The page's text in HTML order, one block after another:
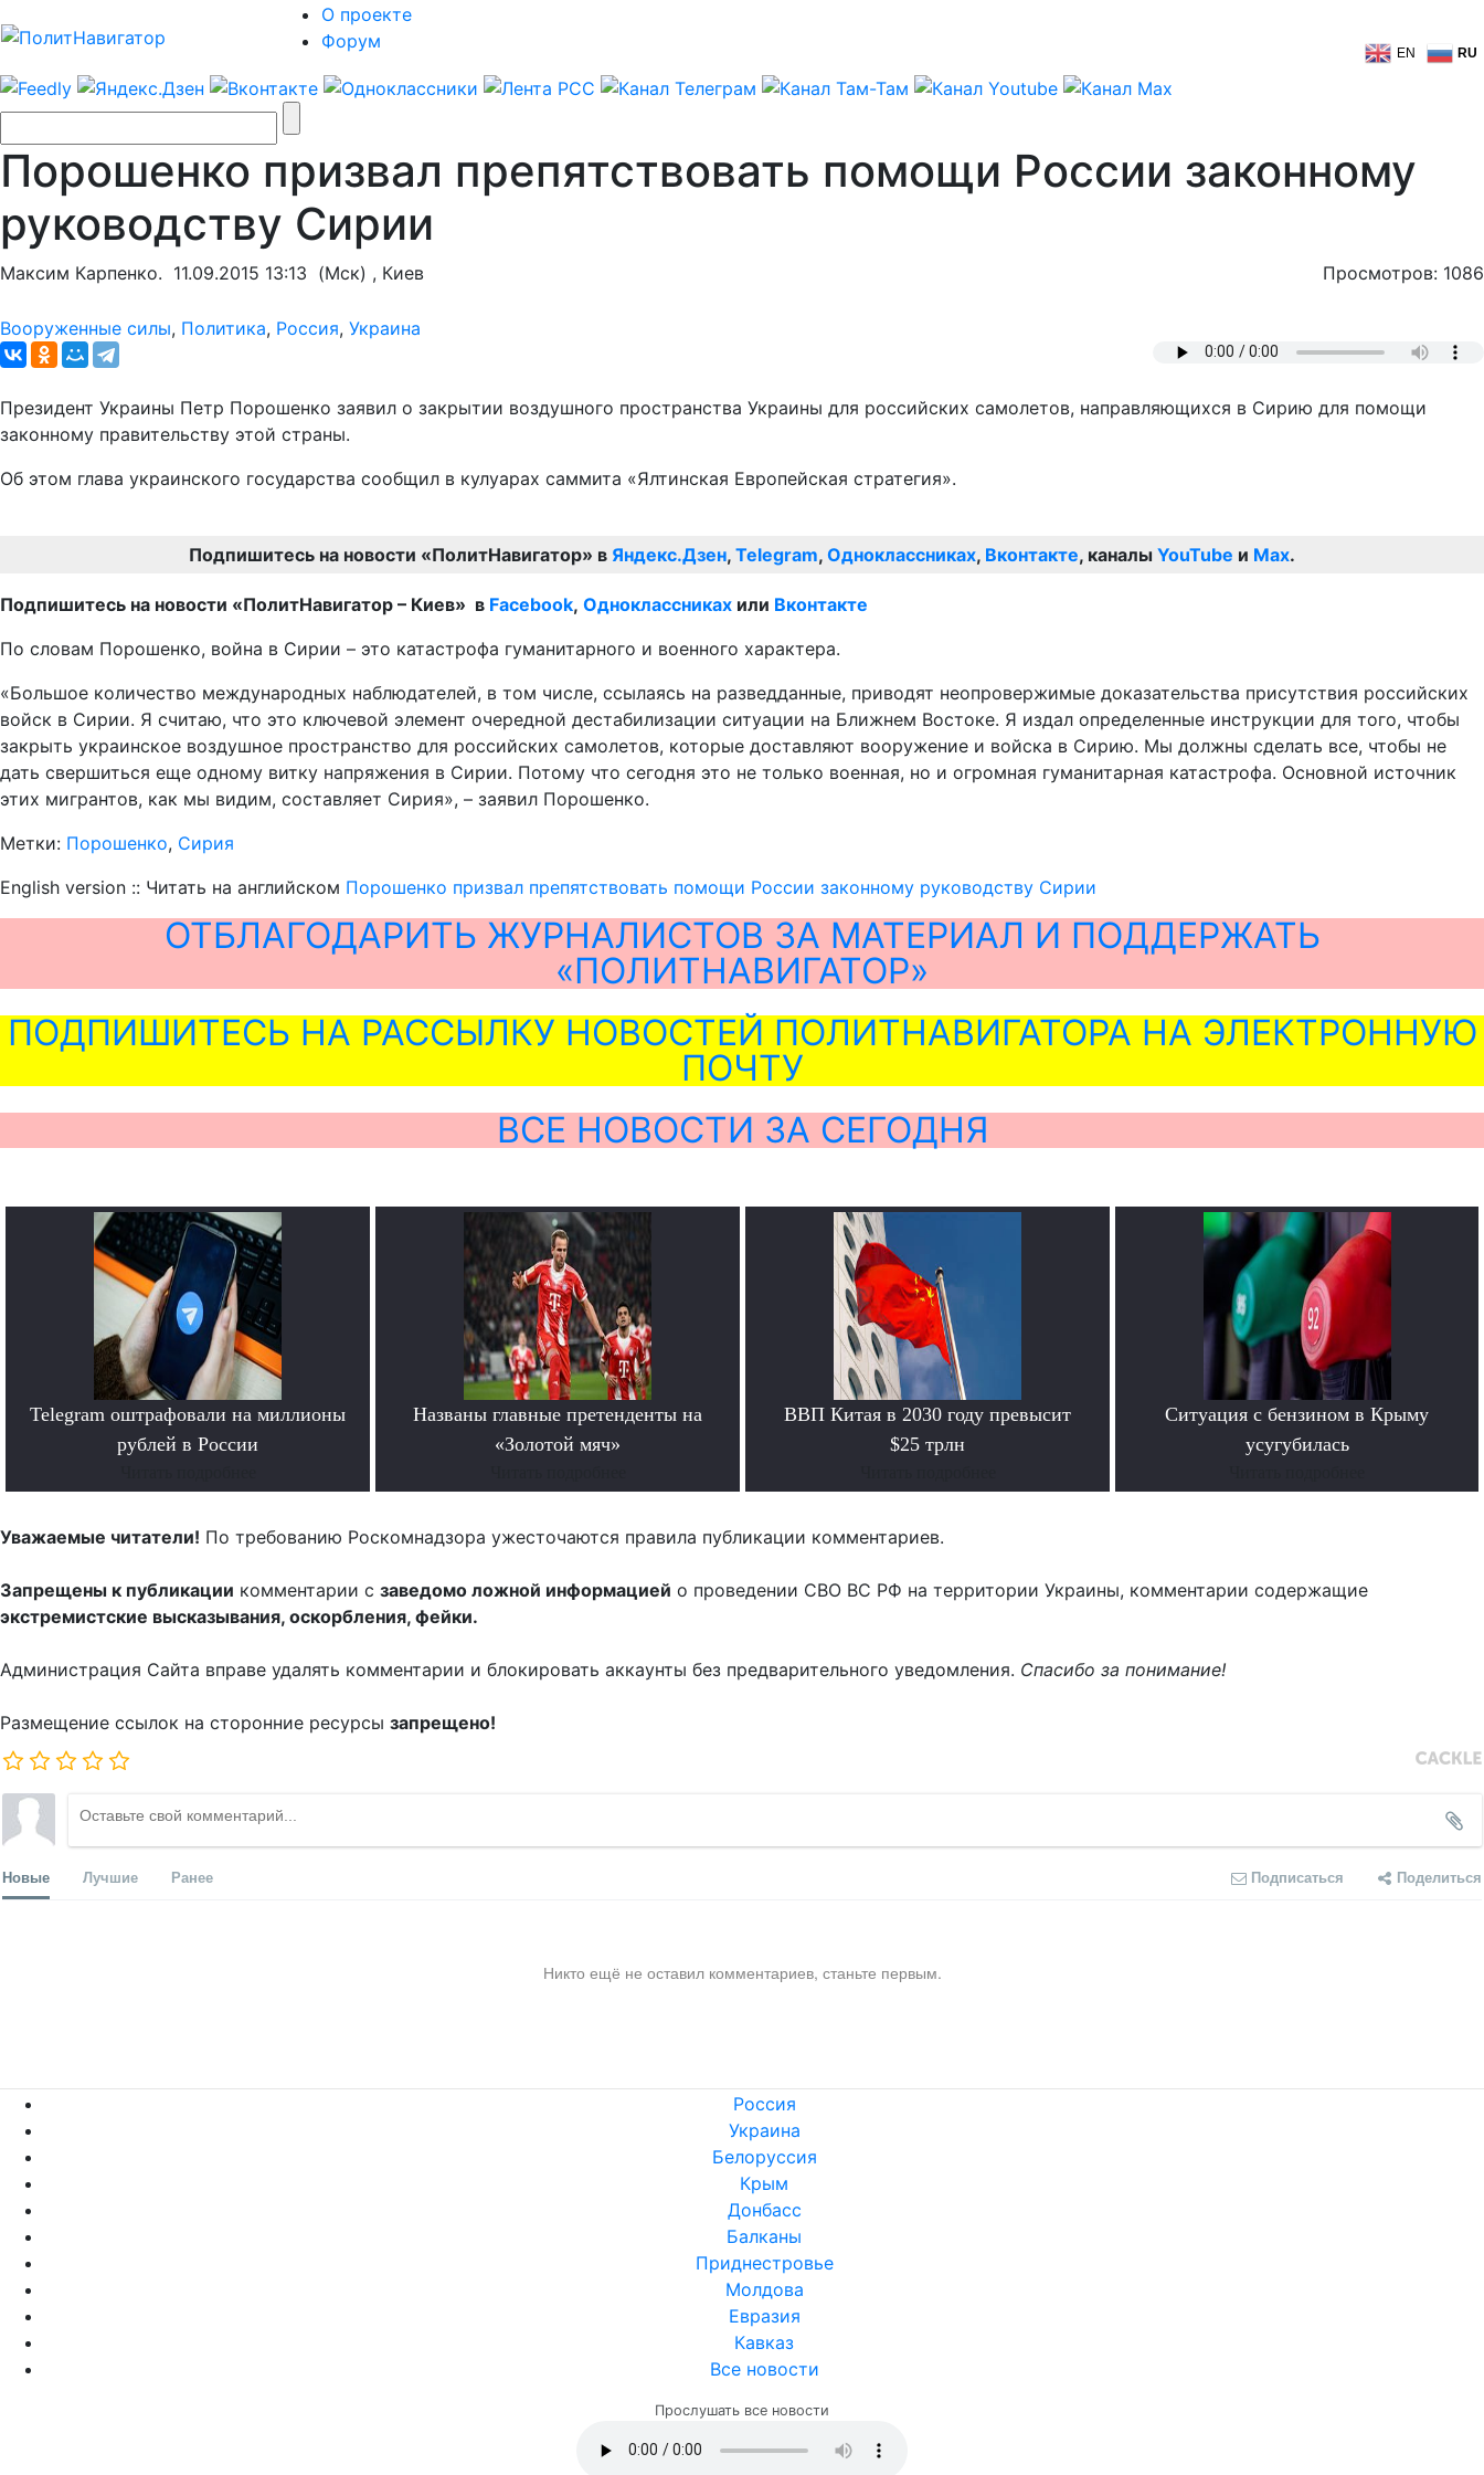
О проекте
Форум
EN RU
Порошенко призвал препятствовать помощи России законному
руководству Сирии
Максим Карпенко. 11.09.2015 13:13 (Мск) , Киев Просмотров: 1086
Вооруженные силы, Политика, Россия, Украина
Президент Украины Петр Порошенко заявил о закрытии воздушного пространства Украины для российских самолетов, направляющихся в Сирию для помощи
законному правительству этой страны.
Об этом глава украинского государства сообщил в кулуарах саммита «Ялтинская Европейская стратегия».
Подпишитесь на новости «ПолитНавигатор» в Яндекс.Дзен, Telegram, Одноклассниках, Вконтакте, каналы YouTube и Max.
Подпишитесь на новости «ПолитНавигатор – Киев» в Facebook, Одноклассниках или Вконтакте
По словам Порошенко, война в Сирии – это катастрофа гуманитарного и военного характера.
«Большое количество международных наблюдателей, в том числе, ссылаясь на разведданные, приводят неопровержимые доказательства присутствия российских
войск в Сирии. Я считаю, что это ключевой элемент очередной дестабилизации ситуации на Ближнем Востоке. Я издал определенные инструкции для того, чтобы
закрыть украинское воздушное пространство для российских самолетов, которые доставляют вооружение и войска в Сирию. Мы должны сделать все, чтобы не
дать свершиться еще одному витку напряжения в Сирии. Потому что сегодня это не только военная, но и огромная гуманитарная катастрофа. Основной источник
этих мигрантов, как мы видим, составляет Сирия», – заявил Порошенко.
Метки: Порошенко, Сирия
English version :: Читать на английском Порошенко призвал препятствовать помощи России законному руководству Сирии
ОТБЛАГОДАРИТЬ ЖУРНАЛИСТОВ ЗА МАТЕРИАЛ И ПОДДЕРЖАТЬ
«ПОЛИТНАВИГАТОР»
ПОДПИШИТЕСЬ НА РАССЫЛКУ НОВОСТЕЙ ПОЛИТНАВИГАТОРА НА ЭЛЕКТРОННУЮ
ПОЧТУ
ВСЕ НОВОСТИ ЗА СЕГОДНЯ
Telegram оштрафовали на миллионы
рублей в России
Названы главные претенденты на
«Золотой мяч»
ВВП Китая в 2030 году превысит
$25 трлн
Ситуация с бензином в Крыму
усугубилась
Уважаемые читатели! По требованию Роскомнадзора ужесточаются правила публикации комментариев.
Запрещены к публикации комментарии с заведомо ложной информацией о проведении СВО ВС РФ на территории Украины, комментарии содержащие
экстремистские высказывания, оскорбления, фейки.
Администрация Сайта вправе удалять комментарии и блокировать аккаунты без предварительного уведомления. Спасибо за понимание!
Размещение ссылок на сторонние ресурсы запрещено!
Новые Лучшие Ранее Подписаться Поделиться
Никто ещё не оставил комментариев, станьте первым.
Россия
Украина
Белоруссия
Крым
Донбасс
Балканы
Приднестровье
Молдова
Евразия
Кавказ
Все новости
Прослушать все новости